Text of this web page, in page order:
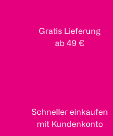
Gratis Lieferung
ab 49 €
Schneller einkaufen
mit Kundenkonto